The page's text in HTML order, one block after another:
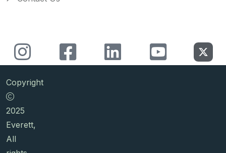
Copyright
2025
Everett,
All